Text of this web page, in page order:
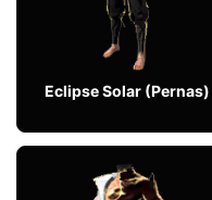
Eclipse Solar (Pernas)